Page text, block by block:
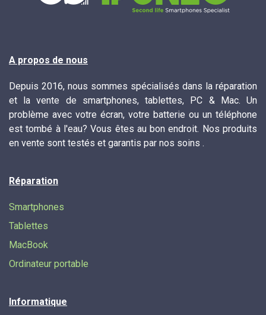
A propos de nous
Depuis 2016, nous sommes spécialisés dans la réparation
et la vente de smartphones, tablettes, PC & Mac. Un
problème avec votre écran, votre batterie ou un téléphone
est tombé à l'eau? Vous êtes au bon endroit. Nos produits
en vente sont testés et garantis par nos soins .
Réparation
Smartphones
Tablettes
MacBook
Ordinateur portable
Informatique